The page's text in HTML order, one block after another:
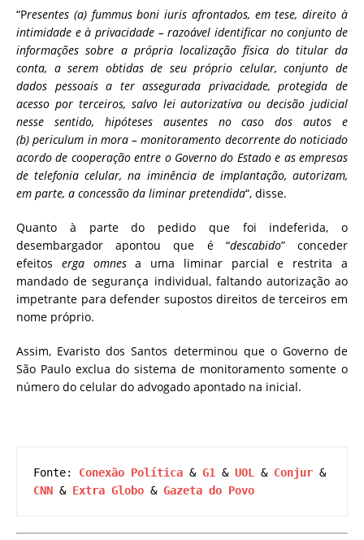
“Presentes (a) fummus boni iuris afrontados, em tese, direito à
intimidade e à privacidade – razoável identificar no conjunto de
informações sobre a própria localização física do titular da
conta, a serem obtidas de seu próprio celular, conjunto de
dados pessoais a ter assegurada privacidade, protegida de
acesso por terceiros, salvo lei autorizativa ou decisão judicial
nesse sentido, hipóteses ausentes no caso dos autos e
(b) periculum in mora – monitoramento decorrente do noticiado
acordo de cooperação entre o Governo do Estado e as empresas
de telefonia celular, na iminência de implantação, autorizam,
em parte, a concessão da liminar pretendida“, disse.
Quanto à parte do pedido que foi indeferida, o
desembargador apontou que é “descabido” conceder
efeitos erga omnesa uma liminar parcial e restrita a
mandado de segurança individual, faltando autorização ao
impetrante para defender supostos direitos de terceiros em
nome próprio.
Assim, Evaristo dos Santos determinou que o Governo de
São Paulo exclua do sistema de monitoramento somente o
número do celular do advogado apontado na inicial.
Fonte: Conexão Política & G1 & UOL & Conjur
&
CNN & Extra Globo & Gazeta do Povo